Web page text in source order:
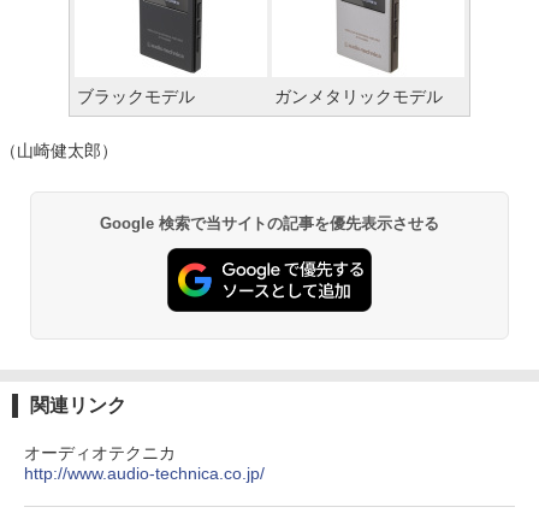
ブラックモデル ガンメタリックモデル
（山崎健太郎）
Google 検索で当サイトの記事を優先表示させる
関連リンク
オーディオテクニカ
http://www.audio-technica.co.jp/